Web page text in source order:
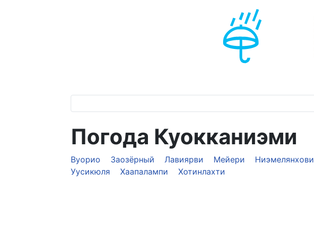
Погода Куокканиэми
Вуорио Заозёрный Лавиярви Мейери Ниэмелянхови
Уусикюля
Хаапалампи Хотинлахти